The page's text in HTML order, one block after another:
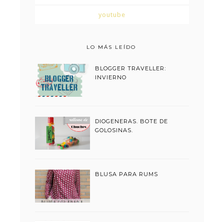
youtube
LO MÁS LEÍDO
BLOGGER TRAVELLER:
INVIERNO
DIOGENERAS. BOTE DE
GOLOSINAS.
BLUSA PARA RUMS